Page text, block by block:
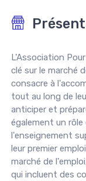
L'Association
clé sur le marché
consacre à
tout au long de
anticiper et
également un rôle
l'enseignement
leur premier
marché de
qui incluent des